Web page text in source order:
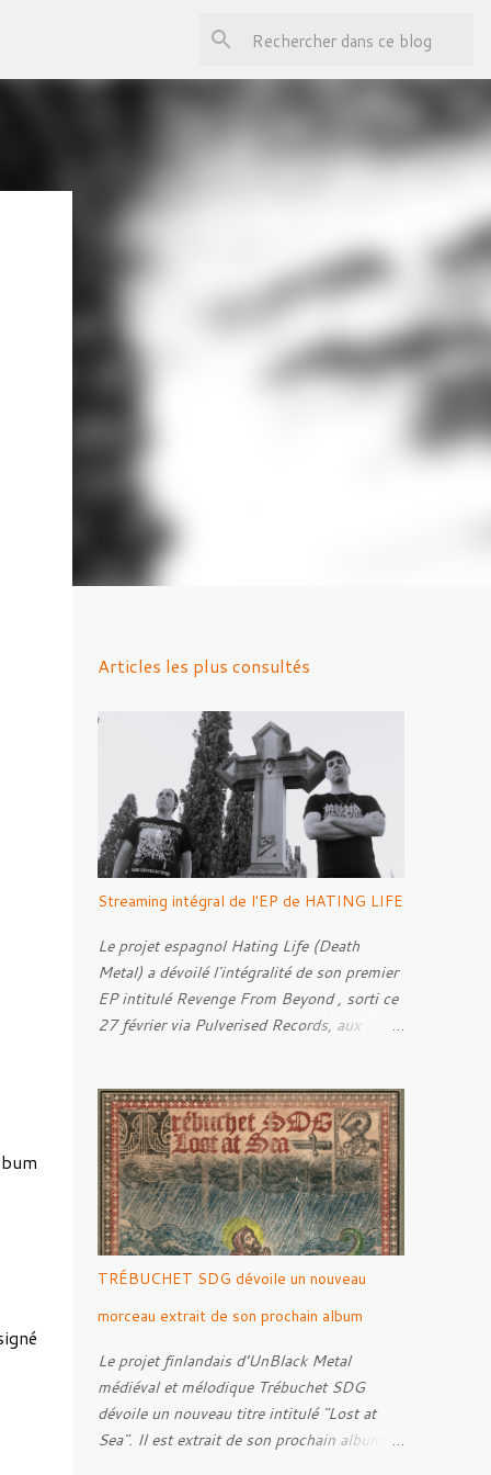
Articles les plus consultés
Streaming intégral de l'EP de HATING LIFE
Le projet espagnol Hating Life (Death
Metal) a dévoilé l'intégralité de son premier
EP intitulé Revenge From Beyond , sorti ce
27 février via Pulverised Records, aux
et mixé par Santi et l'artwork a été réalisé
par Luxi Lahtinen. Tracklist: 01. Into The
Grave 02. The Eternal Embrace 03. A
Somber Night 04. Rebellion Against The
Vile 05. Revenge From Beyond 06. The
Sense Of Fear
TRÉBUCHET SDG dévoile un nouveau
morceau extrait de son prochain album
Le projet finlandais d’UnBlack Metal
médiéval et mélodique Trébuchet SDG
dévoile un nouveau titre intitulé "Lost at
Sea". Il est extrait de son prochain album,